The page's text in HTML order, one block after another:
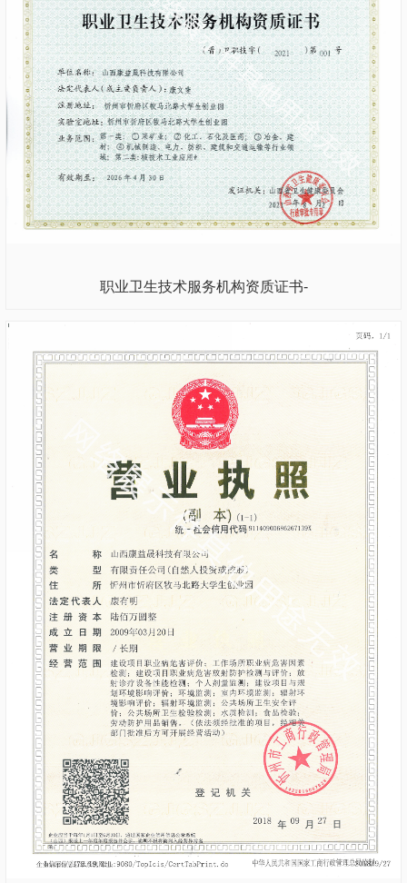
职业卫生技术服务机构资质证书-